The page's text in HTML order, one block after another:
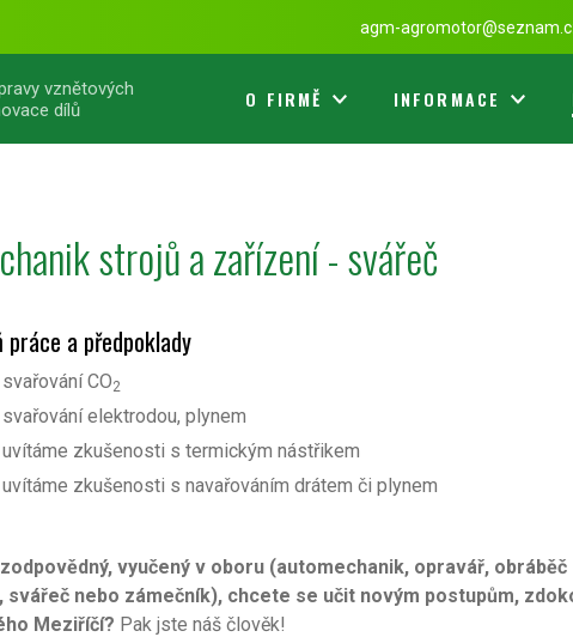
agm-
vznětových
dílů
O FIRMĚ INFORMACE
strojů a zařízení - svářeč
práce a předpoklady
svařování CO2
svařování elektrodou, plynem
uvítáme zkušenosti s termickým nástřikem
uvítáme zkušenosti s navařováním drátem či plynem
vyučený v oboru (automechanik, opravář, obráběč
svářeč nebo zámečník), chcete se učit novým postupům,
Meziříčí? Pak jste náš člověk!